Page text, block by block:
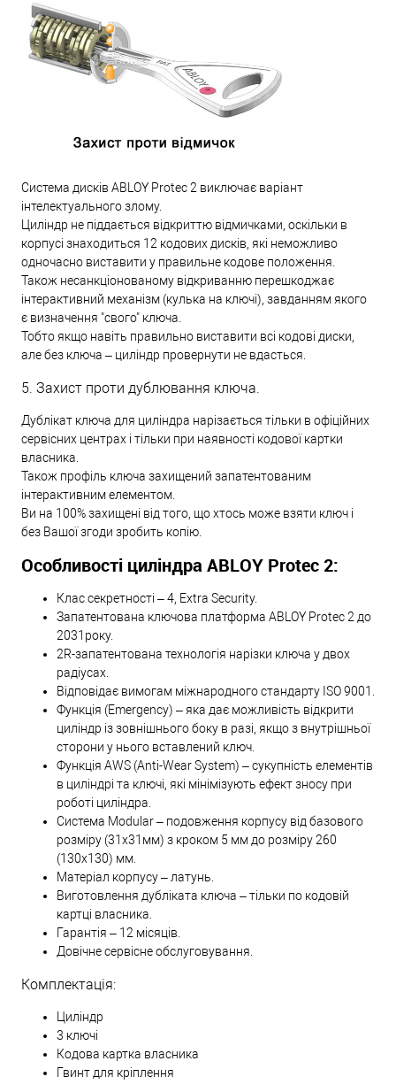
Система дисків ABLOY Protec 2 виключає варіант
інтелектуального злому.
Циліндр не піддається відкриттю відмичками, оскільки в
корпусі знаходиться 12 кодових дисків, які неможливо
одночасно виставити у правильне кодове положення.
Також несанкціонованому відкриванню перешкоджає
інтерактивний механізм (кулька на ключі), завданням якого
є визначення "свого" ключа.
Тобто якщо навіть правильно виставити всі кодові диски,
але без ключа – циліндр провернути не вдасться.
5. Захист проти дублювання ключа.
Дублікат ключа для циліндра нарізається тільки в офіційних
сервісних центрах і тільки при наявності кодової картки
власника.
Також профіль ключа захищений запатентованим
інтерактивним елементом.
Ви на 100% захищені від того, що хтось може взяти ключ і
без Вашої згоди зробить копію.
Особливості циліндра ABLOY Protec 2:
Клас секретності – 4, Extra Security.
Запатентована ключова платформа ABLOY Protec 2 до
2031року.
2R-запатентована технологія нарізки ключа у двох
радіусах.
Відповідає вимогам міжнародного стандарту ISO 9001.
Функція (Emergency) – яка дає можливість відкрити
циліндр із зовнішнього боку в разі, якщо з внутрішньої
сторони у нього вставлений ключ.
Функція AWS (Anti-Wear System) – сукупність елементів
в циліндрі та ключі, які мінімізують ефект зносу при
роботі циліндра.
Система Modular – подовження корпусу від базового
розміру (31х31мм) з кроком 5 мм до розміру 260
(130х130) мм.
Матеріал корпусу – латунь.
Виготовлення дубліката ключа – тільки по кодовій
картці власника.
Гарантія – 12 місяців.
Довічне сервісне обслуговування.
Комплектація:
Циліндр
3 ключі
Кодова картка власника
Гвинт для кріплення